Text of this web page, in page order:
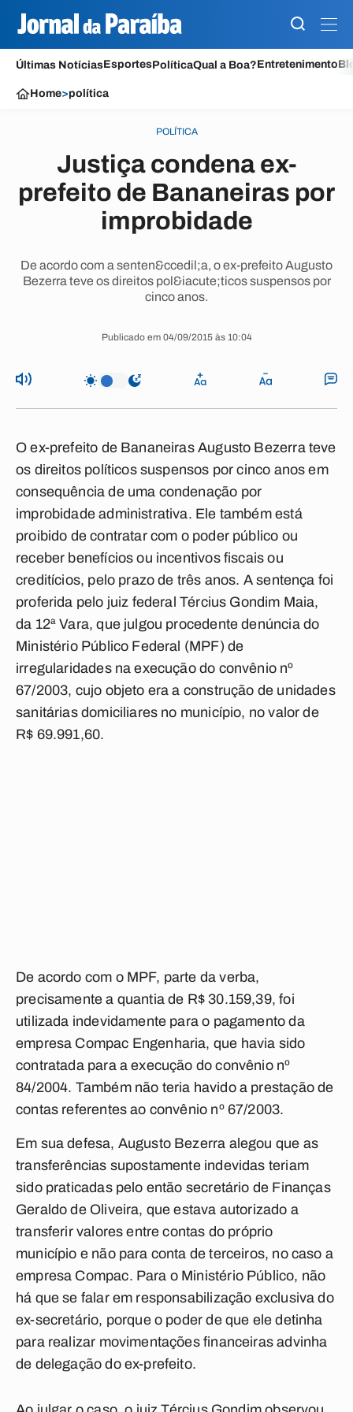
Últimas NotíciasEsportesPolíticaQual a Boa?Entretenimento
Home>política
POLÍTICA
Justiça condena ex-
prefeito de Bananeiras por
improbidade
De acordo com a senten&ccedil;a, o ex-prefeito Augusto
Bezerra teve os direitos pol&iacute;ticos suspensos por
cinco anos.
Publicado em 04/09/2015 às 10:04
O ex-prefeito de Bananeiras Augusto Bezerra teve
os direitos políticos suspensos por cinco anos em
consequência de uma condenação por
improbidade administrativa. Ele também está
proibido de contratar com o poder público ou
receber benefícios ou incentivos fiscais ou
creditícios, pelo prazo de três anos. A sentença foi
proferida pelo juiz federal Tércius Gondim Maia,
da 12ª Vara, que julgou procedente denúncia do
Ministério Público Federal (MPF) de
irregularidades na execução do convênio nº
67/2003, cujo objeto era a construção de unidades
sanitárias domiciliares no município, no valor de
R$ 69.991,60.
De acordo com o MPF, parte da verba,
precisamente a quantia de R$ 30.159,39, foi
utilizada indevidamente para o pagamento da
empresa Compac Engenharia, que havia sido
contratada para a execução do convênio nº
84/2004. Também não teria havido a prestação de
contas referentes ao convênio nº 67/2003.
Em sua defesa, Augusto Bezerra alegou que as
transferências supostamente indevidas teriam
sido praticadas pelo então secretário de Finanças
Geraldo de Oliveira, que estava autorizado a
transferir valores entre contas do próprio
município e não para conta de terceiros, no caso a
empresa Compac. Para o Ministério Público, não
há que se falar em responsabilização exclusiva do
ex-secretário, porque o poder de que ele detinha
para realizar movimentações financeiras advinha
de delegação do ex-prefeito.